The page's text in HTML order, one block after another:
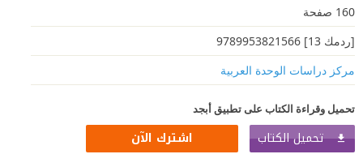
160 صفحة
[ردمك 13] 9789953821566
مركز دراسات الوحدة العربية
تحميل وقراءة الكتاب على تطبيق أبجد
تحميل الكتاب اشترك الآن